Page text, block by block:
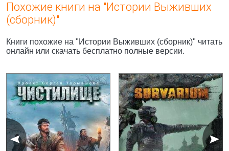
Похожие книги на "Истории Выживших
(сборник)"
Книги похожие на "Истории Выживших (сборник)" читать
онлайн или скачать бесплатно полные версии.